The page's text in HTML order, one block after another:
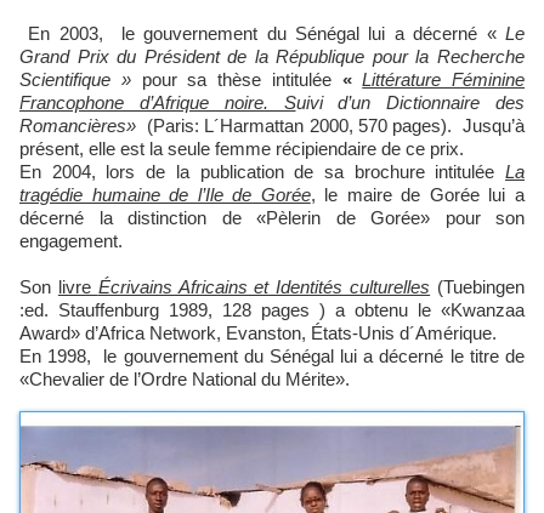
En 2003, le gouvernement du Sénégal lui a décerné « Le
Grand Prix du Président de la République pour la Recherche
Scientifique »pour sa thèse intitulée«Littérature Féminine
Francophone d’Afrique noire. Suivi d’un Dictionnaire des
Romancières» (Paris: L´Harmattan 2000, 570 pages). Jusqu’à
présent, elle est la seule femme récipiendaire de ce prix.
En 2004, lors de la publication de sa brochure intitulée La
tragédie humaine de l’Ile de Gorée, le maire de Gorée lui a
décerné la distinction de «Pèlerin de Gorée» pour son
engagement.
Son livre Écrivains Africains et Identités culturelles (Tuebingen
:ed. Stauffenburg 1989, 128 pages ) a obtenu le «Kwanzaa
Award» d’Africa Network, Evanston, États-Unis d´Amérique.
En 1998, le gouvernement du Sénégal lui a décerné le titre de
«Chevalier de l’Ordre National du Mérite».